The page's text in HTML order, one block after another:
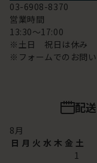
03-6908-8370
営業時間
13:30～17:00
※土日 祝日は休み
※フォームでのお問い
配
8月
日 月 火 水 木 金 土
1